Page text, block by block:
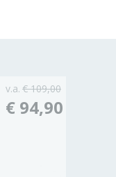
v.a. € 109,00
€ 94,90